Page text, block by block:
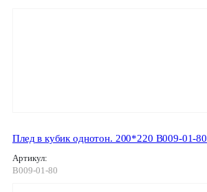
Плед в кубик однотон. 200*220 В009-01-80
Артикул:
В009-01-80